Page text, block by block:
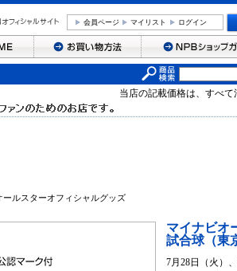
会員ページ マイリスト ログイン
当店の記載価格は、すべて
ールスターオフィシャルグッズ
マイナビオ
試合球（東
7月28日（火）